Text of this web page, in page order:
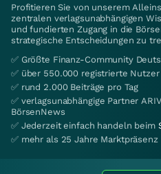
Profitieren Sie von unserem
zentralen verlagsunabhängigen
und fundierten Zugang in die
strategische Entscheidungen zu
✅ Größte Finanz-Community
✅ über 550.000 registrierte Nutzer
✅ rund 2.000 Beiträge pro Tag
✅ verlagsunabhängige Partner
BörsenNews
✅ Jederzeit einfach handeln beim
✅ mehr als 25 Jahre Marktpräsenz